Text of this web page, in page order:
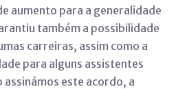
aumento para a generalidade
também a possibilidade
carreiras, assim como a
para alguns assistentes
este acordo, a